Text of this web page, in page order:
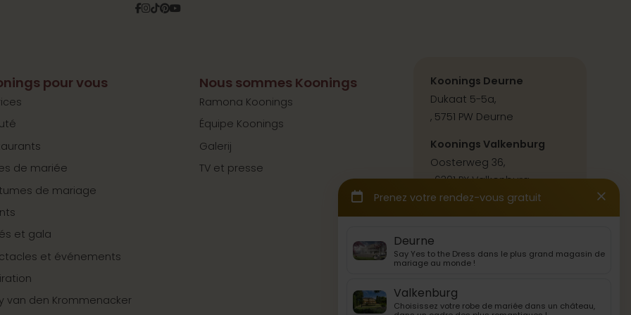
Facebook
Instagram
Tiktok
Pinterest
YouTube
pour vous
de mariée
de mariage
et gala
et événements
van den Krommenacker
Nous sommes Koonings
Ramona Koonings
Équipe Koonings
Galerij
TV et presse
Koonings Deurne
Dukaat 5-5a,
, 5751 PW Deurne
Koonings Valkenburg
Oosterweg 36,
, 6301 PX Valkenburg
Contact & itinéraire